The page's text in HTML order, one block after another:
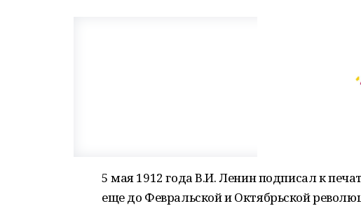
5 мая 1912 года В.И. Ленин подписал к
еще до Февральской и Октябрьской